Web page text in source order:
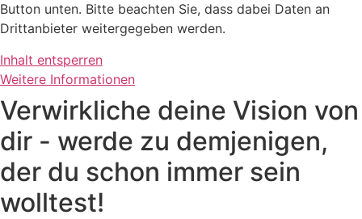
Button unten. Bitte beachten Sie, dass dabei Daten an
Drittanbieter weitergegeben werden.
Inhalt entsperren
Weitere Informationen
Verwirkliche deine Vision von
dir - werde zu demjenigen,
der du schon immer sein
wolltest!